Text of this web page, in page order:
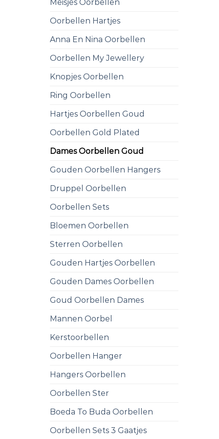
Meisjes Oorbellen
Oorbellen Hartjes
Anna En Nina Oorbellen
Oorbellen My Jewellery
Knopjes Oorbellen
Ring Oorbellen
Hartjes Oorbellen Goud
Oorbellen Gold Plated
Dames Oorbellen Goud
Gouden Oorbellen Hangers
Druppel Oorbellen
Oorbellen Sets
Bloemen Oorbellen
Sterren Oorbellen
Gouden Hartjes Oorbellen
Gouden Dames Oorbellen
Goud Oorbellen Dames
Mannen Oorbel
Kerstoorbellen
Oorbellen Hanger
Hangers Oorbellen
Oorbellen Ster
Boeda To Buda Oorbellen
Oorbellen Sets 3 Gaatjes